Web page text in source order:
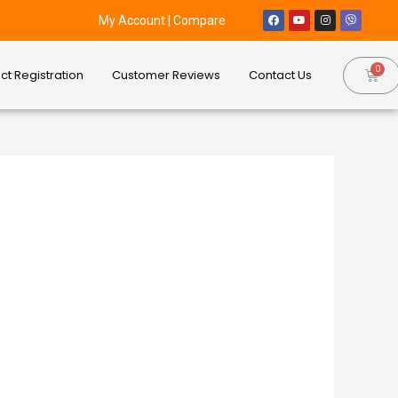
My Account |Compare
Registration Customer Reviews Contact Us